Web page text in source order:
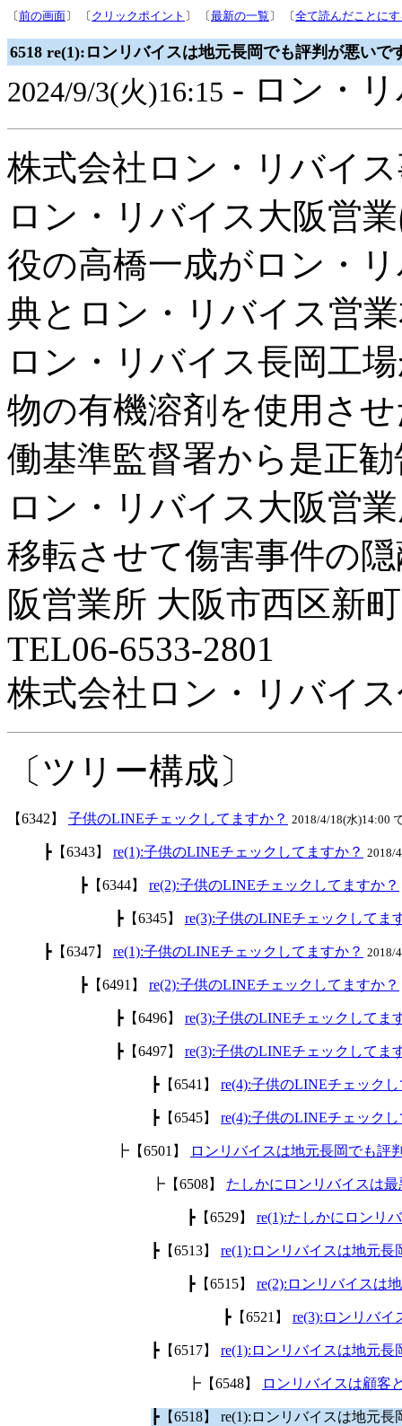
〔前の画面〕 〔 クリックポイント 〕 〔最新の一覧 〕 〔全て読んだことに
6518 re(1):ロンリバイスは地元長岡でも評判が悪いで
2024/9/3(火)16:15 - ロン・
株式会社ロン・リバイ
ロン・リバイス大阪営
役の高橋一成がロン・
典とロン・リバイス営
ロン・リバイス長岡工
物の有機溶剤を使用さ
働基準監督署から是正
ロン・リバイス大阪営
移転させて傷害事件の
阪営業所 大阪市西区新
TEL06-6533-2801
株式会社ロン・リバイ
〔ツリー構成〕
【6342】 子供のLINEチェックしてますか？ 2018/4/18(水)14:00
┣【6343】 re(1):子供のLINEチェックしてますか？ 2018/
┣【6344】 re(2):子供のLINEチェックしてますか？
┣【6345】 re(3):子供のLINEチェックしてま
┣【6347】 re(1):子供のLINEチェックしてますか？ 2018/
┣【6491】 re(2):子供のLINEチェックしてますか？
┣【6496】 re(3):子供のLINEチェックしてま
┣【6497】 re(3):子供のLINEチェックしてま
┣【6541】 re(4):子供のLINEチェック
┣【6545】 re(4):子供のLINEチェック
┣【6501】 ロンリバイスは地元長岡でも評
┣【6508】 たしかにロンリバイスは
┣【6529】 re(1):たしかにロンリ
┣【6513】 re(1):ロンリバイスは地元
┣【6515】 re(2):ロンリバイスは
┣【6521】 re(3):ロンリバ
┣【6517】 re(1):ロンリバイスは地元
┣【6548】 ロンリバイスは顧客
┣【6518】 re(1):ロンリバイスは地元